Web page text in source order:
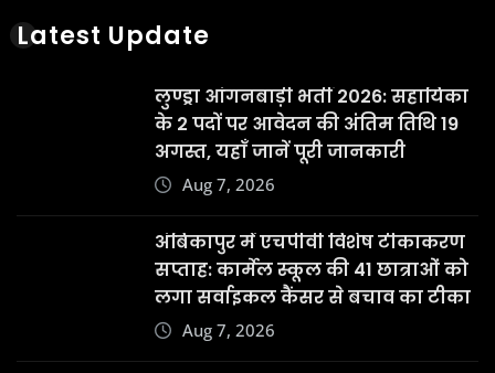
Latest Update
लुण्ड्रा आंगनबाड़ी भर्ती 2026: सहायिका
के 2 पदों पर आवेदन की अंतिम तिथि 19
अगस्त, यहाँ जानें पूरी जानकारी
Aug 7, 2026
अंबिकापुर में एचपीवी विशेष टीकाकरण
सप्ताह: कार्मेल स्कूल की 41 छात्राओं को
लगा सर्वाइकल कैंसर से बचाव का टीका
Aug 7, 2026